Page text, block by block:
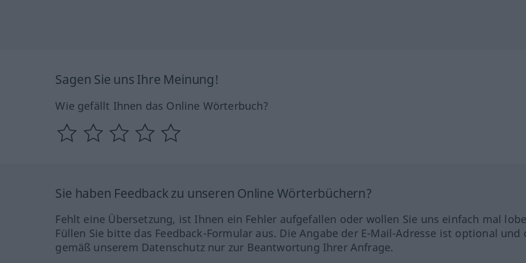
Sagen Sie uns Ihre Meinung!
Wie gefällt Ihnen das Online Wörterbuch?
Sie haben Feedback zu unseren Online Wörterbüchern?
Fehlt eine Übersetzung, ist Ihnen ein Fehler aufgefallen oder wollen Sie uns einfach mal
Füllen Sie bitte das Feedback-Formular aus. Die Angabe der E-Mail-Adresse ist optional und
gemäß unserem Datenschutz nur zur Beantwortung Ihrer Anfrage.